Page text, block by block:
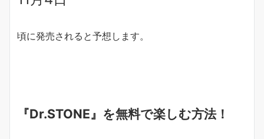
頃に発売されると予想します。
『Dr.STONE』を無料で楽しむ方法！